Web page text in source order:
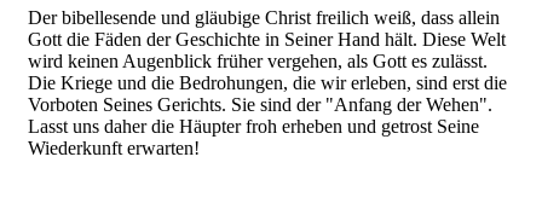
Der bibellesende und gläubige Christ freilich weiß, dass allein
Gott die Fäden der Geschichte in Seiner Hand hält. Diese Welt
wird keinen Augenblick früher vergehen, als Gott es zulässt.
Die Kriege und die Bedrohungen, die wir erleben, sind erst die
Vorboten Seines Gerichts. Sie sind der "Anfang der Wehen".
Lasst uns daher die Häupter froh erheben und getrost Seine
Wiederkunft erwarten!